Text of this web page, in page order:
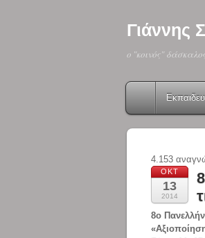
Γιάννης
o "κοινός"
4.153
ΟΚΤ
13
2014
8ο